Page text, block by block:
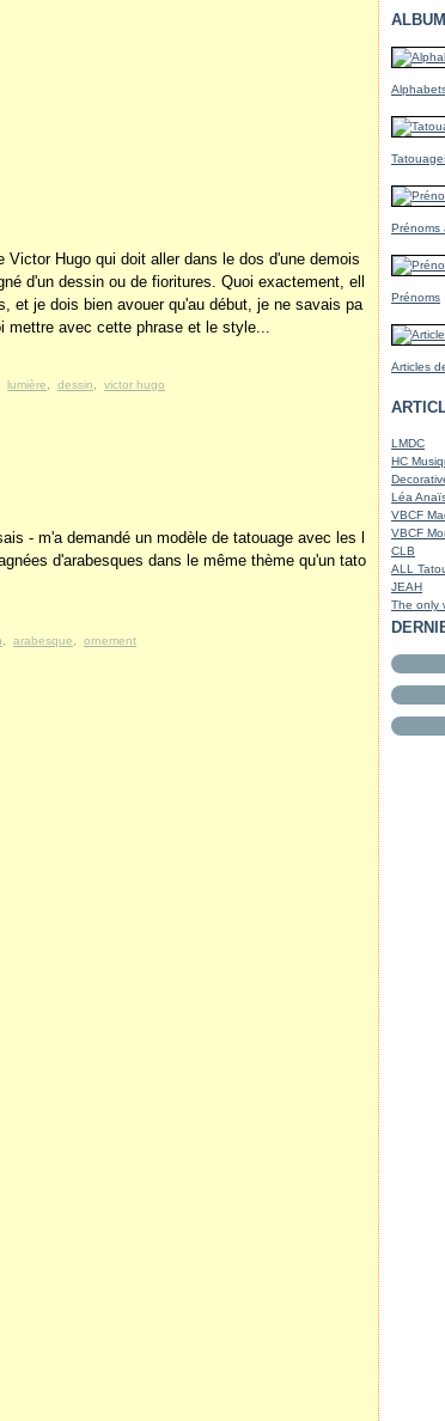
Victor Hugo qui doit aller dans le dos d'une demois
d'un dessin ou de fioritures. Quoi exactement, ell
et je dois bien avouer qu'au début, je ne savais pa
mettre avec cette phrase et le style...
lumière dessin victor hugo
- m'a demandé un modèle de tatouage avec les l
d'arabesques dans le même thème qu'un tato
arabesque ornement
Prénoms
Prénoms
Articles
LMDC
HC
Léa
VBCF
VBCF
CLB
ALL
JEAH
The only